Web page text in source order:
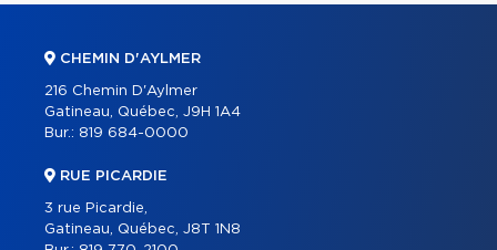
CHEMIN D'AYLMER
216 Chemin D'Aylmer
Gatineau, Québec, J9H 1A4
Bur.: 819 684-0000
RUE PICARDIE
3 rue Picardie,
Gatineau, Québec, J8T 1N8